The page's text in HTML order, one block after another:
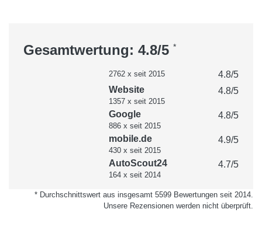
Gesamtwertung: 4.8/5 *
2762 x seit 2015 4.8/5
Website
1357 x seit 2015
4.8/5
Google
886 x seit 2015
4.8/5
mobile.de
430 x seit 2015
4.9/5
AutoScout24
164 x seit 2014
4.7/5
* Durchschnittswert aus insgesamt 5599 Bewertungen seit 2014.
Unsere Rezensionen werden nicht überprüft.